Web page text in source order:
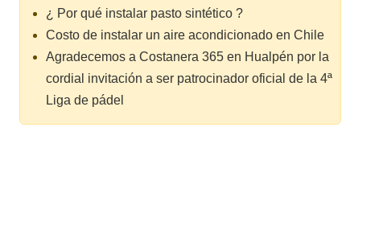
¿ Por qué instalar pasto sintético ?
Costo de instalar un aire acondicionado en Chile
Agradecemos a Costanera 365 en Hualpén por la
cordial invitación a ser patrocinador oficial de la 4ª
Liga de pádel